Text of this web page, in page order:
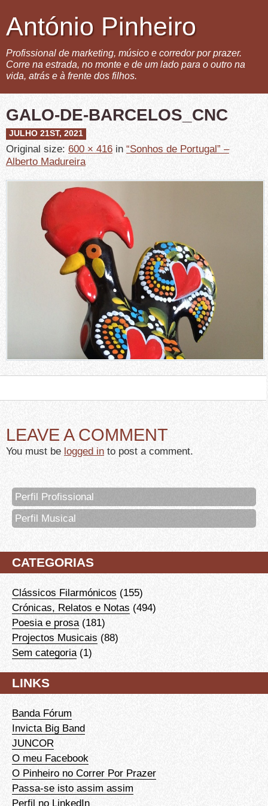
António Pinheiro
Profissional de marketing, músico e corredor por prazer.
Corre na estrada, no monte e de um lado para o outro na
vida, atrás e à frente dos filhos.
GALO-DE-BARCELOS_CNC
JULHO 21ST, 2021
Original size: 600 × 416 in “Sonhos de Portugal” –
Alberto Madureira
LEAVE A COMMENT
You must be logged in to post a comment.
Perfil Profissional
Perfil Musical
CATEGORIAS
Clássicos Filarmónicos (155)
Crónicas, Relatos e Notas (494)
Poesia e prosa (181)
Projectos Musicais (88)
Sem categoria (1)
LINKS
Banda Fórum
Invicta Big Band
JUNCOR
O meu Facebook
O Pinheiro no Correr Por Prazer
Passa-se isto assim assim
Perfil no LinkedIn